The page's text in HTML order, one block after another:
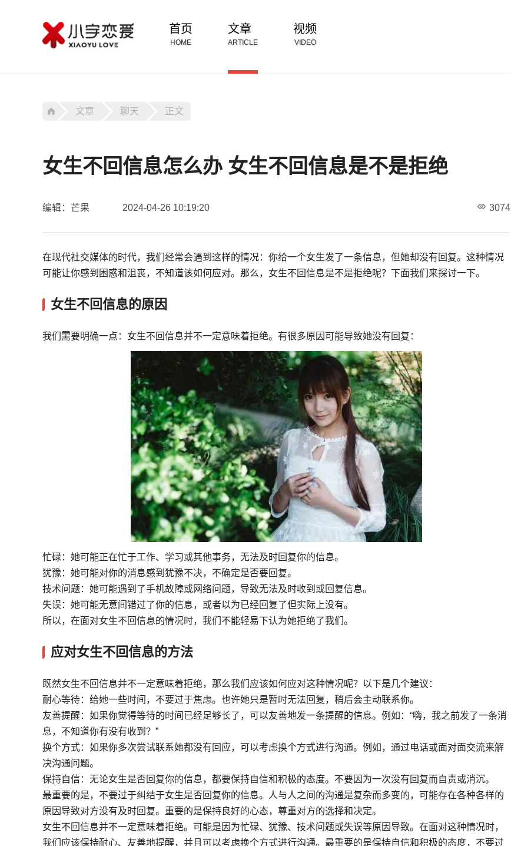
首页
HOME
文章
ARTICLE
视频
VIDEO
文章 聊天 正文
女生不回信息怎么办 女生不回信息是不是拒绝
编辑：芒果 2024-04-26 10:19:20 3074
在现代社交媒体的时代，我们经常会遇到这样的情况：你给一个女生发了一条信息，但她却没有回复。这种情况
可能让你感到困惑和沮丧，不知道该如何应对。那么，女生不回信息是不是拒绝呢？下面我们来探讨一下。
女生不回信息的原因
我们需要明确一点：女生不回信息并不一定意味着拒绝。有很多原因可能导致她没有回复：
忙碌：她可能正在忙于工作、学习或其他事务，无法及时回复你的信息。
犹豫：她可能对你的消息感到犹豫不决，不确定是否要回复。
技术问题：她可能遇到了手机故障或网络问题，导致无法及时收到或回复信息。
失误：她可能无意间错过了你的信息，或者以为已经回复了但实际上没有。
所以，在面对女生不回信息的情况时，我们不能轻易下认为她拒绝了我们。
应对女生不回信息的方法
既然女生不回信息并不一定意味着拒绝，那么我们应该如何应对这种情况呢？以下是几个建议：
耐心等待：给她一些时间，不要过于焦虑。也许她只是暂时无法回复，稍后会主动联系你。
友善提醒：如果你觉得等待的时间已经足够长了，可以友善地发一条提醒的信息。例如：“嗨，我之前发了一条消
息，不知道你有没有收到？”
换个方式：如果你多次尝试联系她都没有回应，可以考虑换个方式进行沟通。例如，通过电话或面对面交流来解
决沟通问题。
保持自信：无论女生是否回复你的信息，都要保持自信和积极的态度。不要因为一次没有回复而自责或消沉。
最重要的是，不要过于纠结于女生是否回复你的信息。人与人之间的沟通是复杂而多变的，可能存在各种各样的
原因导致对方没有及时回复。重要的是保持良好的心态，尊重对方的选择和决定。
女生不回信息并不一定意味着拒绝。可能是因为忙碌、犹豫、技术问题或失误等原因导致。在面对这种情况时，
我们应该保持耐心、友善地提醒，并且可以考虑换个方式进行沟通。最重要的是保持自信和积极的态度，不要过